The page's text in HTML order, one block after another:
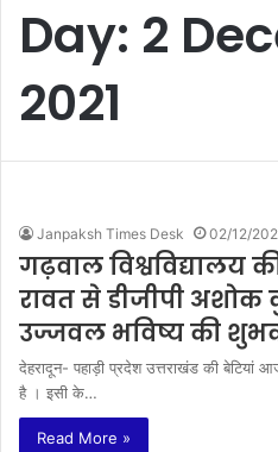
Day: 2
2021
Janpaksh Times Desk 02/12/
गढ़वाल विश्वविद्यालय
रावत से डीजीपी
उज्जवल भविष्य की
देहरादून- पहाड़ी प्रदेश उत्तराखंड की बेटियां
है । इसी के…
Read More »